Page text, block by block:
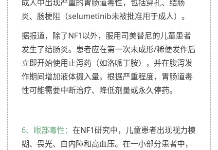
成人中出现严重的胃肠道毒性，包括穿孔、结肠
炎、肠梗阻（selumetinib未被批准用于成人）。
据报道，除了NF1以外，服用司美替尼的儿童患者
发生了结肠炎。患者应在第一次未成形/稀便发作后
立即开始使用止泻药（如洛哌丁胺），并在腹泻发
作期间增加液体摄入量。根据严重程度，胃肠道毒
性可能需要中断治疗、降低剂量或永久停药。
6、眼部毒性： 在NF1研究中，儿童患者出现视力模
糊、畏光、白内障和高血压。在一小部分患者中，